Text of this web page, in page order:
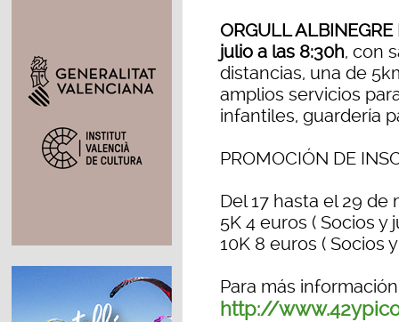
ORGULL ALBINEGRE
julio a las 8:30h, con
distancias, una de
amplios servicios
infantiles, guardería
PROMOCIÓN DE
Del 17 hasta el 29 de
5K 4 euros ( Socios
10K 8 euros ( Socios
Para más
http://